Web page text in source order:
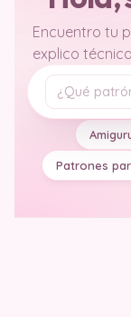
Encuentro tu
explico
Tu pregunta
Patrones